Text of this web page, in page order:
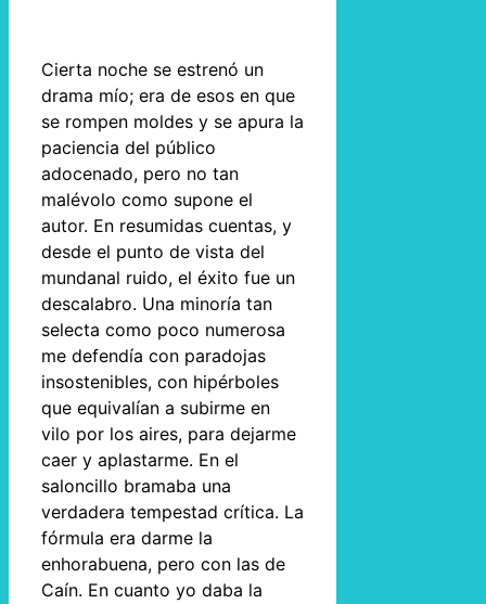
Cierta noche se estrenó un
drama mío; era de esos en que
se rompen moldes y se apura la
paciencia del público
adocenado, pero no tan
malévolo como supone el
autor. En resumidas cuentas, y
desde el punto de vista del
mundanal ruido, el éxito fue un
descalabro. Una minoría tan
selecta como poco numerosa
me defendía con paradojas
insostenibles, con hipérboles
que equivalían a subirme en
vilo por los aires, para dejarme
caer y aplastarme. En el
saloncillo bramaba una
verdadera tempestad crítica. La
fórmula era darme la
enhorabuena, pero con las de
Caín. En cuanto yo daba la